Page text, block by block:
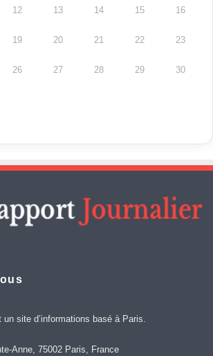
12 13 14 15 16
19 20 21 22 23
26 27 28 29 30
un site d’informations basé à Paris.
Anne, 75002 Paris, France